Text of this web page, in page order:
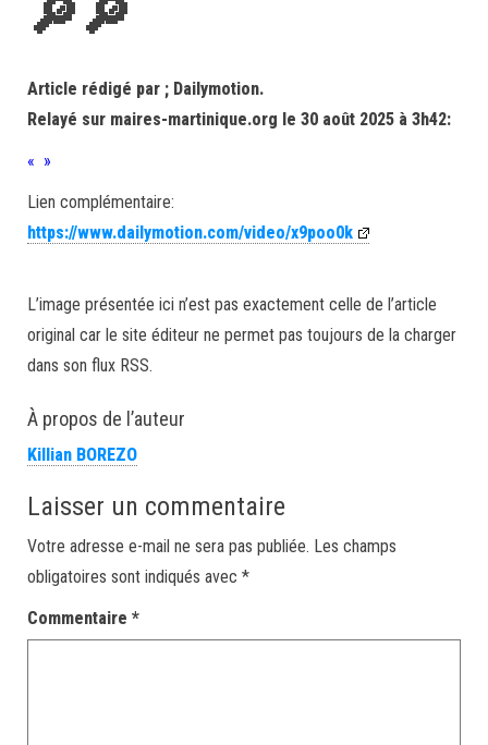
🔎🔎
Article rédigé par ; Dailymotion.
Relayé sur maires-martinique.org le 30 août 2025 à 3h42:
« »
Lien complémentaire:
https://www.dailymotion.com/video/x9poo0k
L’image présentée ici n’est pas exactement celle de l’article
original car le site éditeur ne permet pas toujours de la charger
dans son flux RSS.
À propos de l’auteur
Killian BOREZO
Laisser un commentaire
Votre adresse e-mail ne sera pas publiée. Les champs
obligatoires sont indiqués avec *
Commentaire *